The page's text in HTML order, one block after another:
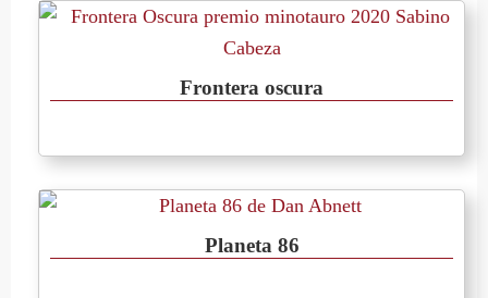
Frontera oscura
Planeta 86